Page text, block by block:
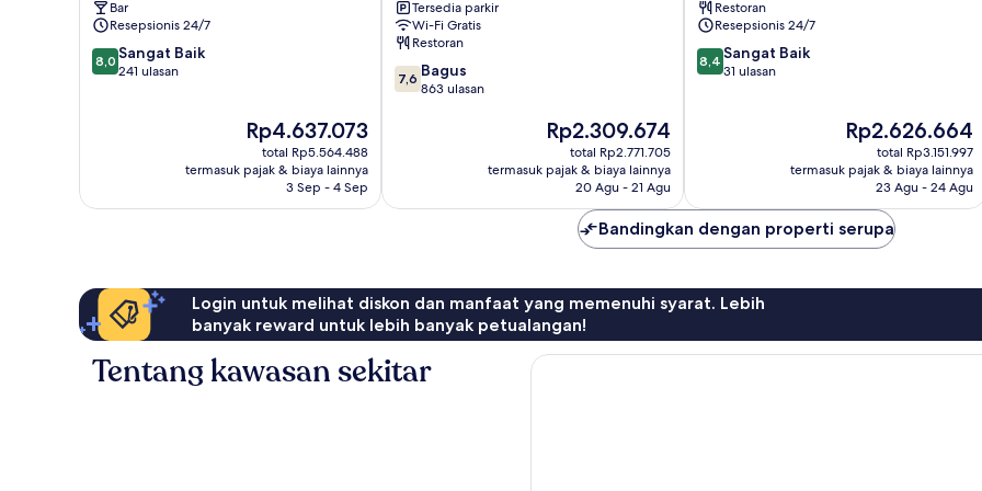
Bar
Resepsionis 24/7
8.0
dari
8,0 Sangat Baik
241 ulasan
Harga
sekarang
Rp4.637.073
Rp4.637.073
total Rp5.564.488
termasuk pajak & biaya lainnya
3 Sep - 4 Sep
Tersedia parkir
Wi-Fi Gratis
Restoran
7.6
dari
7,6 Bagus
863 ulasan
Harga
sekarang
Rp2.309.674
Rp2.309.674
total Rp2.771.705
termasuk pajak & biaya lainnya
20 Agu - 21 Agu
Restoran
Resepsionis 24/7
8.4
dari
8,4 Sangat Baik
31 ulasan
Harga
sekarang
Rp2.626.664
Rp2.626.664
total Rp3.151.997
termasuk pajak & biaya lainnya
23 Agu - 24 Agu
Bandingkan dengan properti serupa
Login untuk melihat diskon dan manfaat yang memenuhi syarat. Lebih
banyak reward untuk lebih banyak petualangan!
Tentang kawasan sekitar